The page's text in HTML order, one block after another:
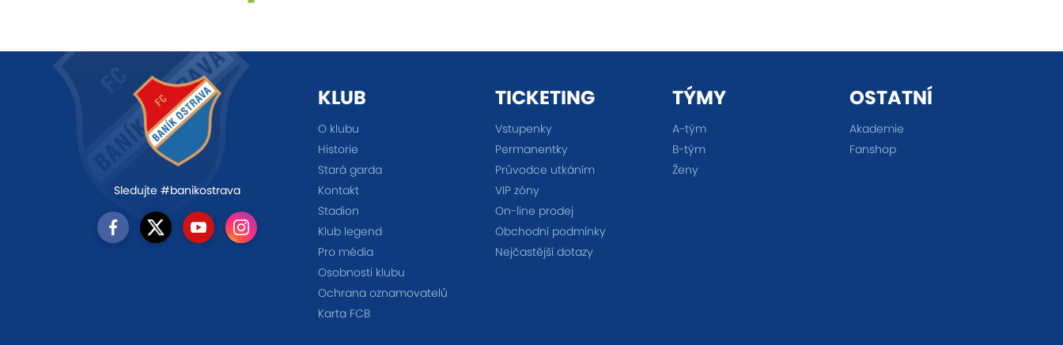
Sledujte #banikostrava
KLUB
O klubu
Historie
Stará garda
Kontakt
Stadion
Klub legend
Pro média
Osobnosti klubu
Ochrana oznamovatelů
Karta FCB
TICKETING
Vstupenky
Permanentky
Průvodce utkáním
VIP zóny
On-line prodej
Obchodní podmínky
Nejčastější dotazy
TÝMY
A-tým
B-tým
Ženy
OSTATNÍ
Akademie
Fanshop